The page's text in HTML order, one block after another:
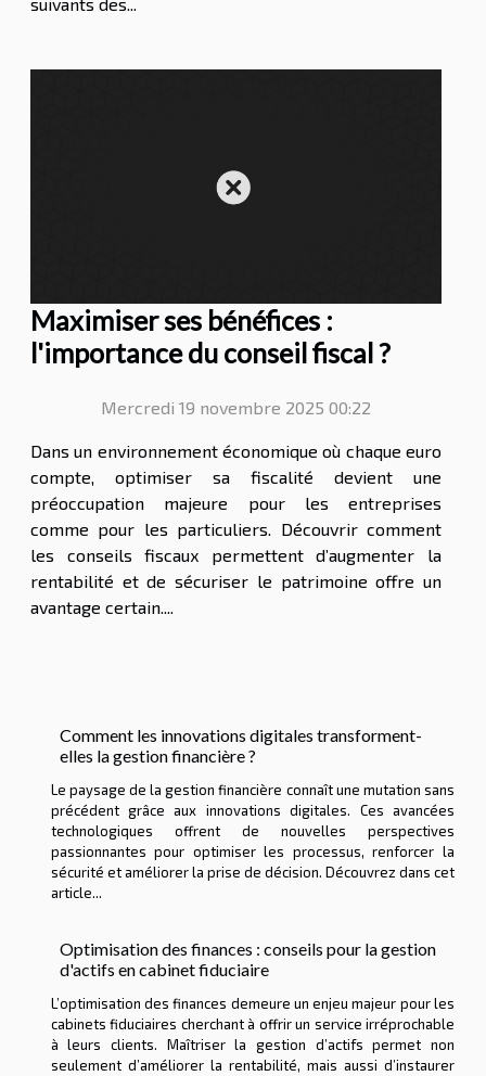
Maximiser ses bénéfices :
l'importance du conseil fiscal ?
Mercredi 19 novembre 2025 00:22
Dans un environnement économique où chaque euro
compte, optimiser sa fiscalité devient une
préoccupation majeure pour les entreprises
comme pour les particuliers. Découvrir comment
les conseils fiscaux permettent d’augmenter la
rentabilité et de sécuriser le patrimoine offre un
avantage certain....
Comment les innovations digitales transforment-
elles la gestion financière ?
Le paysage de la gestion financière connaît une mutation sans
précédent grâce aux innovations digitales. Ces avancées
technologiques offrent de nouvelles perspectives
passionnantes pour optimiser les processus, renforcer la
sécurité et améliorer la prise de décision. Découvrez dans cet
article...
Optimisation des finances : conseils pour la gestion
d'actifs en cabinet fiduciaire
L’optimisation des finances demeure un enjeu majeur pour les
cabinets fiduciaires cherchant à offrir un service irréprochable
à leurs clients. Maîtriser la gestion d’actifs permet non
seulement d’améliorer la rentabilité, mais aussi d’instaurer